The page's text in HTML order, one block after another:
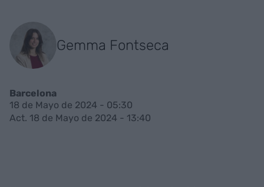
Gemma Fontseca
Barcelona
18 de Mayo de 2024 - 05:30
Act. 18 de Mayo de 2024 - 13:40